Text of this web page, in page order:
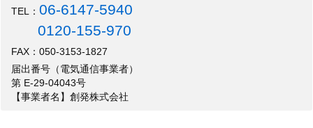
TEL：06-6147-5940
0120-155-970
FAX：050-3153-1827
届出番号（電気通信事業者）
第 E-29-04043号
【事業者名】創発株式会社